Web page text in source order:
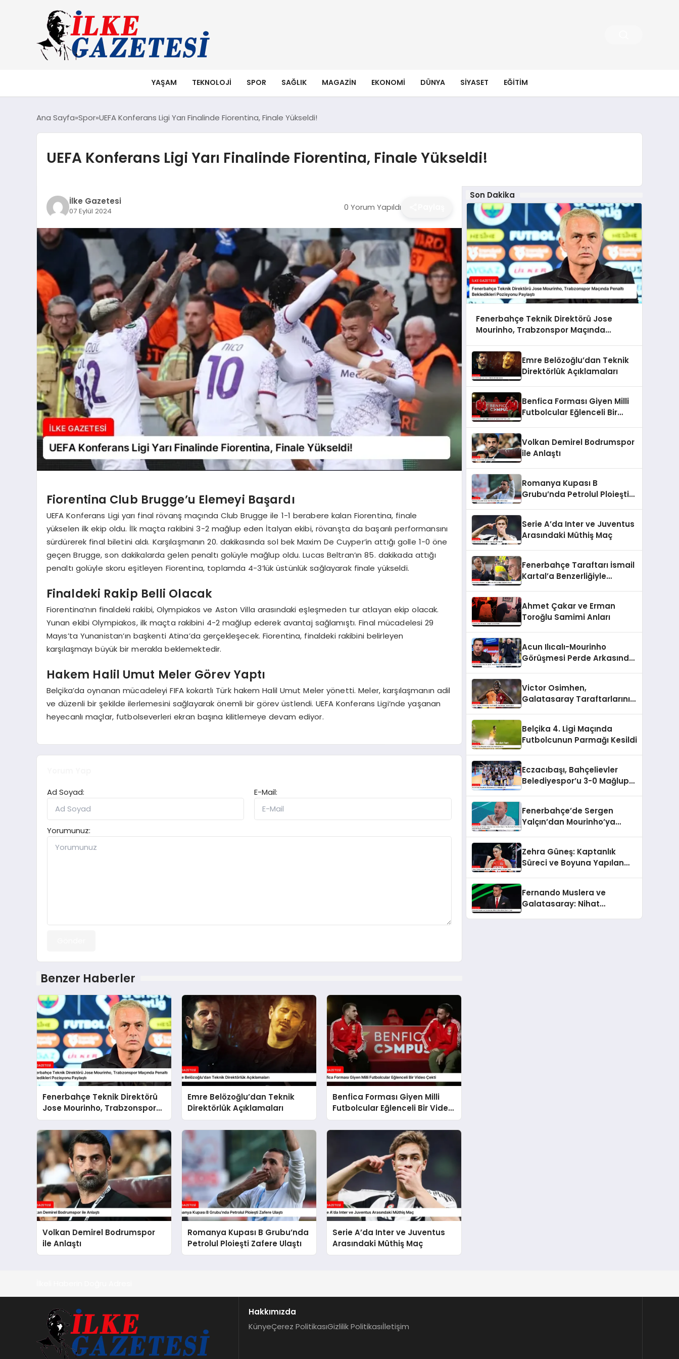
YAŞAM TEKNOLOJI SPOR SAĞLIK MAGAZIN EKONOMI DÜNYA SIYASET EĞITIM
Ana Sayfa Spor UEFA Konferans Ligi Yarı Finalinde Fiorentina, Finale Yükseldi!
UEFA Konferans Ligi Yarı Finalinde Fiorentina, Finale Yükseldi!
İlke Gazetesi
07 Eylül 2024 0 Yorum Yapıldı
Fiorentina Club Brugge’u Elemeyi Başardı
UEFA Konferans Ligi yarı final rövanş maçında Club Brugge ile 1-1 berabere kalan Fiorentina, finale
yükselen ilk ekip oldu. İlk maçta rakibini 3-2 mağlup eden İtalyan ekibi, rövanşta da başarılı performansını
sürdürerek final biletini aldı. Karşılaşmanın 20. dakikasında sol bek Maxim De Cuyper’in attığı golle 1-0 öne
geçen Brugge, son dakikalarda gelen penaltı golüyle mağlup oldu. Lucas Beltran’ın 85. dakikada attığı
penaltı golüyle skoru eşitleyen Fiorentina, toplamda 4-3’lük üstünlük sağlayarak finale yükseldi.
Finaldeki Rakip Belli Olacak
Fiorentina’nın finaldeki rakibi, Olympiakos ve Aston Villa arasındaki eşleşmeden tur atlayan ekip olacak.
Yunan ekibi Olympiakos, ilk maçta rakibini 4-2 mağlup ederek avantaj sağlamıştı. Final mücadelesi 29
Mayıs’ta Yunanistan’ın başkenti Atina’da gerçekleşecek. Fiorentina, finaldeki rakibini belirleyen
karşılaşmayı büyük bir merakla beklemektedir.
Hakem Halil Umut Meler Görev Yaptı
Belçika’da oynanan mücadeleyi FIFA kokartlı Türk hakem Halil Umut Meler yönetti. Meler, karşılaşmanın adil
ve düzenli bir şekilde ilerlemesini sağlayarak önemli bir görev üstlendi. UEFA Konferans Ligi’nde yaşanan
heyecanlı maçlar, futbolseverleri ekran başına kilitlemeye devam ediyor.
Ad Soyad:
E-Mail:
Yorumunuz:
Benzer Haberler
Fenerbahçe Teknik Direktörü
Jose Mourinho, Trabzonspor
Maçında Penaltı Bekledikleri
Pozisyonu Paylaştı
Emre Belözoğlu’dan Teknik
Direktörlük Açıklamaları
Benfica Forması Giyen Milli
Futbolcular Eğlenceli Bir Video
Çekti
Volkan Demirel Bodrumspor
ile Anlaştı
Romanya Kupası B Grubu’nda
Petrolul Ploieşti Zafere Ulaştı
Serie A’da Inter ve Juventus
Arasındaki Müthiş Maç
Son Dakika
Fenerbahçe Teknik Direktörü Jose
Mourinho, Trabzonspor Maçında
Emre Belözoğlu’dan Teknik
Direktörlük Açıklamaları
Benfica Forması Giyen Milli
Futbolcular Eğlenceli Bir
Volkan Demirel Bodrumspor
ile Anlaştı
Romanya Kupası B
Grubu’nda Petrolul Ploieşti
Serie A’da Inter ve Juventus
Arasındaki Müthiş Maç
Fenerbahçe Taraftarı İsmail
Kartal’a Benzerliğiyle
Ahmet Çakar ve Erman
Toroğlu Samimi Anları
Acun Ilıcalı-Mourinho
Görüşmesi Perde Arkasında
Victor Osimhen,
Galatasaray Taraftarlarını
Belçika 4. Ligi Maçında
Futbolcunun Parmağı Kesildi
Eczacıbaşı, Bahçelievler
Belediyespor’u 3-0 Mağlup
Fenerbahçe’de Sergen
Yalçın’dan Mourinho’ya
Oynatamazsın”
Zehra Güneş: Kaptanlık
Süreci ve Boyuna Yapılan
Fernando Muslera ve
Galatasaray: Nihat
Hakkımızda
KünyeÇerez PolitikasıGizlilik Politikasıİletişim